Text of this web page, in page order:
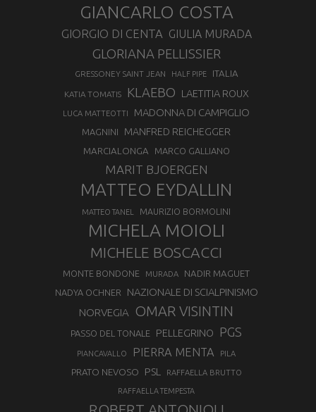
GIANCARLO COSTA
GIORGIO DI CENTA GIULIA MURADA
GLORIANA PELLISSIER
GRESSONEY SAINT JEAN HALF PIPE ITALIA
KATIA TOMATIS KLAEBO LAETITIA ROUX
LUCA MATTEOTTI MADONNA DI CAMPIGLIO
MAGNINI MANFRED REICHEGGER
MARCIALONGA MARCO GALLIANO
MARIT BJOERGEN
MATTEO EYDALLIN
MATTEO TANEL MAURIZIO BORMOLINI
MICHELA MOIOLI
MICHELE BOSCACCI
MONTE BONDONE MURADA NADIR MAGUET
NADYA OCHNER
NAZIONALE DI SCIALPINISMO
NORVEGIA
OMAR VISINTIN
PASSO DEL TONALE PELLEGRINO PGS
PIANCAVALLO PIERRA MENTA PILA
PRATO NEVOSO PSL RAFFAELLA BRUTTO
RAFFAELLA TEMPESTA